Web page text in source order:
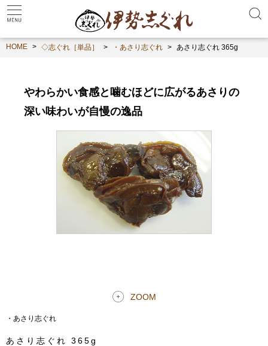
HOME ◇志ぐれ［単品］ ・あさり志ぐれ あさり志ぐれ 365g
やわらかい食感と噛むほどに広がるあさりの
深い味わいが自慢の逸品
ZOOM
・あさり志ぐれ
あさり志ぐれ 365g